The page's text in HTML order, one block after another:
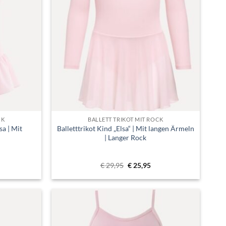
| Mit
BALLETT TRIKOT MIT ROCK
Balletttrikot Kind „Elsa“ | Mit langen Ärmeln
| Langer Rock
€29,95 Ursprünglicher
Preis
war:
€25,95Aktueller
ist: